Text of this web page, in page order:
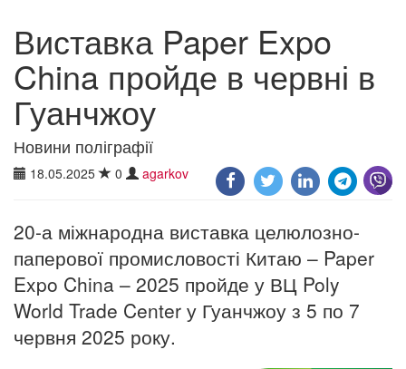
Виставка Paper Expo
China пройде в червні в
Гуанчжоу
Новини поліграфії
18.05.2025 0 agarkov
20-а міжнародна виставка целюлозно-
паперової промисловості Китаю – Paper
Expo China – 2025 пройде у ВЦ Poly
World Trade Center у Гуанчжоу з 5 по 7
червня 2025 року.